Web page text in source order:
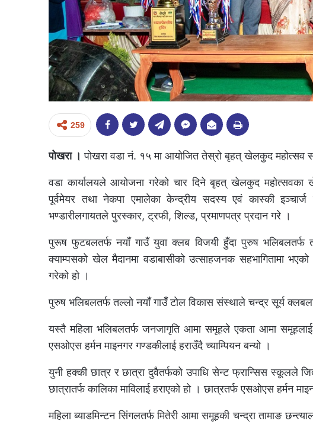
259
पोखरा । पोखरा वडा नं. १५ मा आयोजित तेस्रो बृहत् खेलकुद महोत्सव
वडा कार्यालयले आयोजना गरेको चार दिने बृहत् खेलकुद महोत्सवका
पूर्वमेयर तथा नेकपा एमालेका केन्द्रीय सदस्य एवं कास्की इञ्चार्ज
भण्डारीलगायतले पुरस्कार, ट्रफी, शिल्ड, प्रमाणपत्र प्रदान गरे ।
पुरूष फुटबलतर्फ नयाँ गाउँ युवा क्लब विजयी हुँदा पुरुष भलिबलतर्फ
क्याम्पसको खेल मैदानमा वडाबासीको उत्साहजनक सहभागितामा
गरेको हो ।
पुरुष भलिबलतर्फ तल्लो नयाँ गाउँ टोल विकास संस्थाले चन्द्र सूर्य
यस्तै महिला भलिबलतर्फ जनजागृति आमा समूहले एकता आमा
एसओएस हर्मन माइनगर गण्डकीलाई हराउँदै च्याम्पियन बन्यो ।
युनी हक्की छात्र र छात्रा दुवैतर्फको उपाधि सेन्ट फ्रान्सिस स्कूलले
छात्रातर्फ कालिका माविलाई हराएको हो । छात्रतर्फ एसओएस हर्मन
महिला ब्याडमिन्टन सिंगलतर्फ मितेरी आमा समूहकी चन्द्रा तामाङ